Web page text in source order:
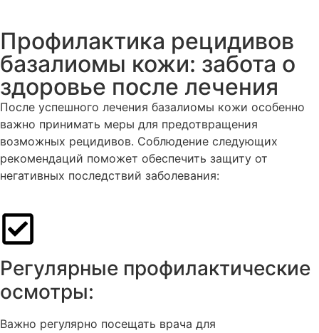
Профилактика рецидивов
базалиомы кожи: забота о
здоровье после лечения
После успешного лечения базалиомы кожи особенно
важно принимать меры для предотвращения
возможных рецидивов. Соблюдение следующих
рекомендаций поможет обеспечить защиту от
негативных последствий заболевания:
Регулярные профилактические
осмотры:
Важно регулярно посещать врача для